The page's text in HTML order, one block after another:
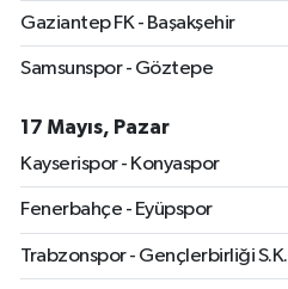
Gaziantep FK - Başakşehir
Samsunspor - Göztepe
17 Mayıs, Pazar
Kayserispor - Konyaspor
Fenerbahçe - Eyüpspor
Trabzonspor - Gençlerbirliği S.K.